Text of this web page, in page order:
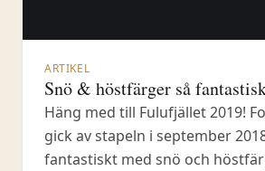
ARTIKEL
Snö & höstfärger så
Häng med till Fulufjället 2019!
gick av stapeln i september
fantastiskt med snö och